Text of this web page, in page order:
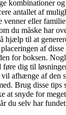
kombinationer
antallet af
venner eller
du måske har
hjælp til at
af
for boksen.
dig til
vil afhænge af den
Brug disse tips
at snyde for
du selv har